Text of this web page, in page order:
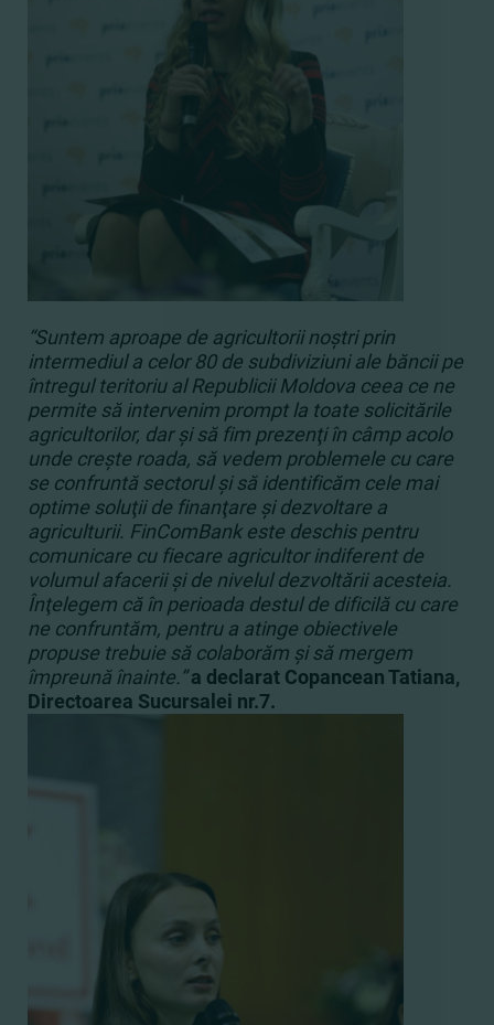
“Suntem aproape de agricultorii noştri prin
intermediul a celor 80 de subdiviziuni ale băncii pe
întregul teritoriu al Republicii Moldova ceea ce ne
permite să intervenim prompt la toate solicitările
agricultorilor, dar şi să fim prezenţi în câmp acolo
unde creşte roada, să vedem problemele cu care
se confruntă sectorul şi să identificăm cele mai
optime soluţii de finanţare şi dezvoltare a
agriculturii. FinComBank este deschis pentru
comunicare cu fiecare agricultor indiferent de
volumul afacerii şi de nivelul dezvoltării acesteia.
Înţelegem că în perioada destul de dificilă cu care
ne confruntăm, pentru a atinge obiectivele
propuse trebuie să colaborăm şi să mergem
împreună înainte.” a declarat Copancean Tatiana,
Directoarea Sucursalei nr.7.